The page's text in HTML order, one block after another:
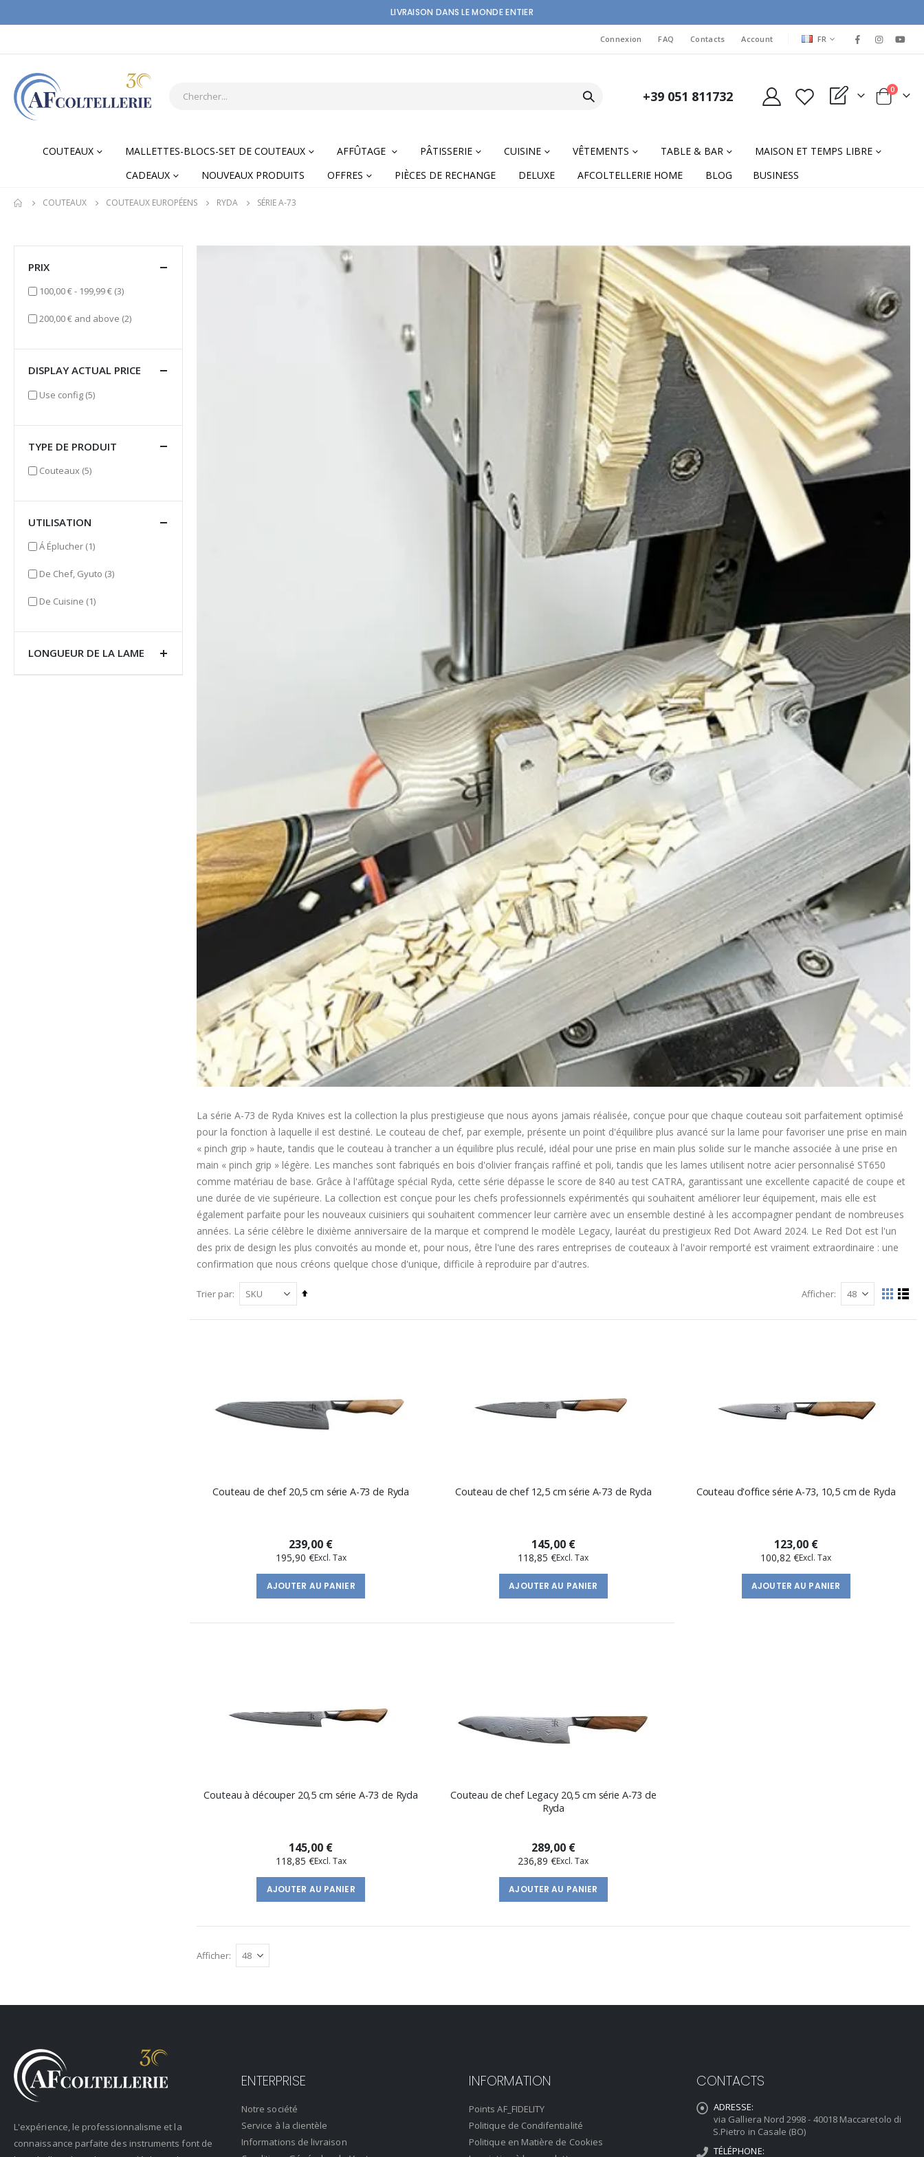
LIVRAISON DANS LE MONDE ENTIER
Connexion FAQ Contacts Account LANGUAGE
FR
+39 051 811732 My Quote Cart
0items
COUTEAUX MALLETTES-BLOCS-SET DE COUTEAUX AFFÛTAGE PÂTISSERIE CUISINE VÊTEMENTS TABLE & BAR
MAISON ET TEMPS LIBRE
CADEAUX
NOUVEAUX PRODUITS OFFRES PIÈCES DE RECHANGE DELUXE AFCOLTELLERIE HOME BLOG BUSINESS
COUTEAUX COUTEAUX EUROPÉENS RYDA SÉRIE A-73
La série A-73 de Ryda Knives est la collection la plus prestigieuse que nous ayons jamais réalisée, conçue pour que chaque couteau soit parfaitement optimisé
pour la fonction à laquelle il est destiné. Le couteau de chef, par exemple, présente un point d'équilibre plus avancé sur la lame pour favoriser une prise en main
« pinch grip » haute, tandis que le couteau à trancher a un équilibre plus reculé, idéal pour une prise en main plus solide sur le manche associée à une prise en
main « pinch grip » légère. Les manches sont fabriqués en bois d'olivier français raffiné et poli, tandis que les lames utilisent notre acier personnalisé ST650
comme matériau de base. Grâce à l'affûtage spécial Ryda, cette série dépasse le score de 840 au test CATRA, garantissant une excellente capacité de coupe et
une durée de vie supérieure. La collection est conçue pour les chefs professionnels expérimentés qui souhaitent améliorer leur équipement, mais elle est
également parfaite pour les nouveaux cuisiniers qui souhaitent commencer leur carrière avec un ensemble destiné à les accompagner pendant de nombreuses
années. La série célèbre le dixième anniversaire de la marque et comprend le modèle Legacy, lauréat du prestigieux Red Dot Award 2024. Le Red Dot est l'un
des prix de design les plus convoités au monde et, pour nous, être l'une des rares entreprises de couteaux à l'avoir remporté est vraiment extraordinaire : une
confirmation que nous créons quelque chose d'unique, difficile à reproduire par d'autres.
Trier par
Ordre
Afficher
Afficher
comme
La
Couteau de chef 20,5 cm série A-73 de Ryda
239,00 €
195,90 €
AJOUTER AU PANIER
Couteau de chef 12,5 cm série A-73 de Ryda
145,00 €
118,85 €
AJOUTER AU PANIER
Couteau d'office série A-73, 10,5 cm de Ryda
123,00 €
100,82 €
AJOUTER AU PANIER
Couteau à découper 20,5 cm série A-73 de Ryda
145,00 €
118,85 €
AJOUTER AU PANIER
Couteau de chef Legacy 20,5 cm série A-73 de
Ryda
289,00 €
236,89 €
AJOUTER AU PANIER
Afficher
PRIX
100,00 €- 199,99 € (3)items
200,00 € and above (2)items
DISPLAY ACTUAL PRICE
Use config (5)items
TYPE DE PRODUIT
Couteaux (5)items
UTILISATION
Á Éplucher (1)item
De Chef, Gyuto (3)items
De Cuisine (1)item
LONGUEUR DE LA LAME
L'expérience, le professionnalisme et la
connaissance parfaite des instruments font de
ENTERPRISE
Notre société
Service à la clientèle
Informations de livraison
INFORMATION
Points AF_FIDELITY
Politique de Condifentialité
Politique en Matière de Cookies
CONTACTS
ADRESSE:
via Galliera Nord 2998 - 40018 Maccaretolo di
S.Pietro in Casale (BO)
TÉLÉPHONE: